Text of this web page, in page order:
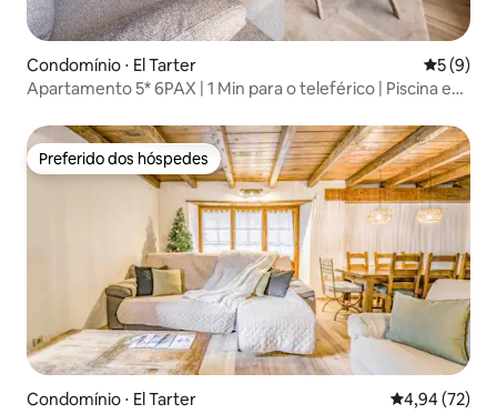
Condomínio ⋅ El Tarter 5 de
5 (9)
Apartamento 5* 6PAX | 1 Min para o teleférico | Piscina e
Preferido dos hóspedes
Preferido dos hóspedes
Condomínio ⋅ El Tarter 4,94 de uma
4,94 (72)